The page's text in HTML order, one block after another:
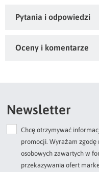
srebrny, Gramatura: 250
Zapytaj o produkt
Dodaj opinię o
Twoja ocena
Newsletter
Chcę otrzymywać
promocji. Wyrażam
osobowych zawartych w
przekazywania ofert